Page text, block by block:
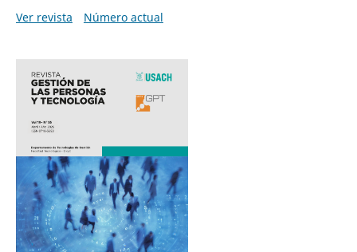
Ver revista
Número actual